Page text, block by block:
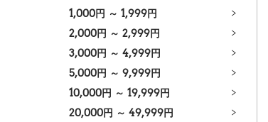
1,000円 ～ 1,999円
2,000円 ～ 2,999円
3,000円 ～ 4,999円
5,000円 ～ 9,999円
10,000円 ～ 19,999円
20,000円 ～ 49,999円